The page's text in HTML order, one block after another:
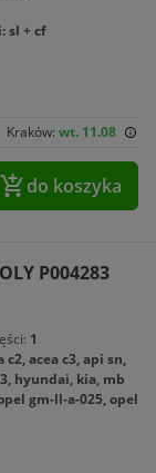
sl + cf
Kraków: wt. 11.08
do koszyka
P004283
1
c2, acea c3, api sn,
hyundai, kia, mb
gm-ll-a-025, opel